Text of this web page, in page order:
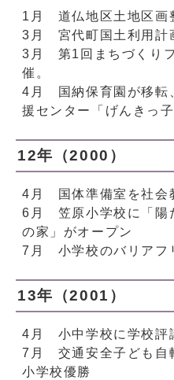
1月 道仏地区土地区画
3月 宮代町国土利用計
3月 第1回まちづくり
催。
4月 国納保育園が移転
援センター「げんきっ子
12年（2000）
4月 国体準備室を社会
6月 笠原小学校に「陽
の家」がオープン
7月 小学校のバリアフ
13年（2001）
4月 小中学校に学校評
7月 交通安全子ども自
小学校優勝